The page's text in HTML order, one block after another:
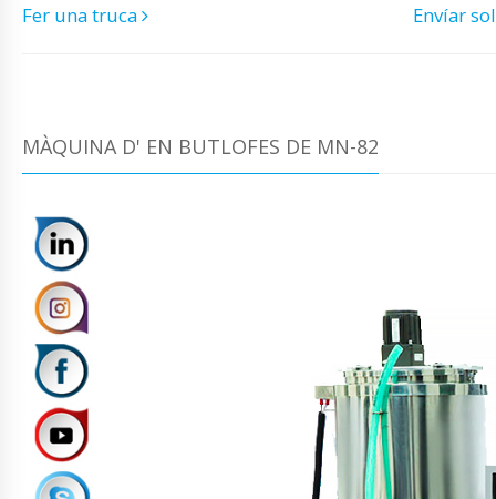
Fer una truca
Envíar
MÀQUINA D' EN BUTLOFES DE MN-82